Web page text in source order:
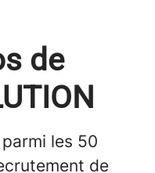
de
parmi les 50
de